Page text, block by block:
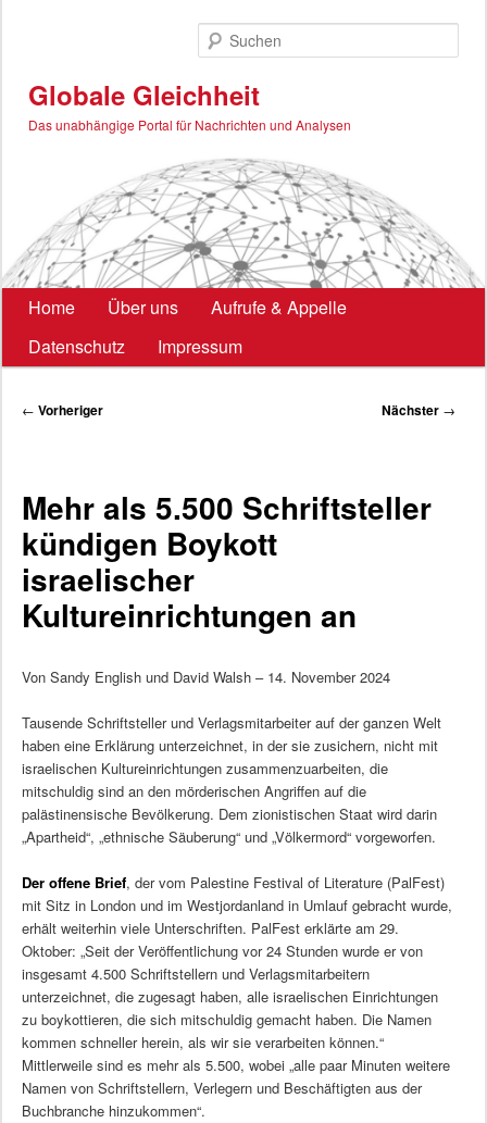
Globale Gleichheit
Das unabhängige Portal für Nachrichten und Analysen
Hauptmenü
Home Über uns
Aufrufe & Appelle
Datenschutz
Impressum
Beitragsnavigation
← Vorheriger Nächster →
Mehr als 5.500 Schriftsteller
kündigen Boykott
israelischer
Kultureinrichtungen an
Von Sandy English und David Walsh – 14. November 2024
Tausende Schriftsteller und Verlagsmitarbeiter auf der ganzen Welt
haben eine Erklärung unterzeichnet, in der sie zusichern, nicht mit
israelischen Kultureinrichtungen zusammenzuarbeiten, die
mitschuldig sind an den mörderischen Angriffen auf die
palästinensische Bevölkerung. Dem zionistischen Staat wird darin
„Apartheid“, „ethnische Säuberung“ und „Völkermord“ vorgeworfen.
Der offene Brief, der vom Palestine Festival of Literature (PalFest)
mit Sitz in London und im Westjordanland in Umlauf gebracht wurde,
erhält weiterhin viele Unterschriften. PalFest erklärte am 29.
Oktober: „Seit der Veröffentlichung vor 24 Stunden wurde er von
insgesamt 4.500 Schriftstellern und Verlagsmitarbeitern
unterzeichnet, die zugesagt haben, alle israelischen Einrichtungen
zu boykottieren, die sich mitschuldig gemacht haben. Die Namen
kommen schneller herein, als wir sie verarbeiten können.“
Mittlerweile sind es mehr als 5.500, wobei „alle paar Minuten weitere
Namen von Schriftstellern, Verlegern und Beschäftigten aus der
Buchbranche hinzukommen“.